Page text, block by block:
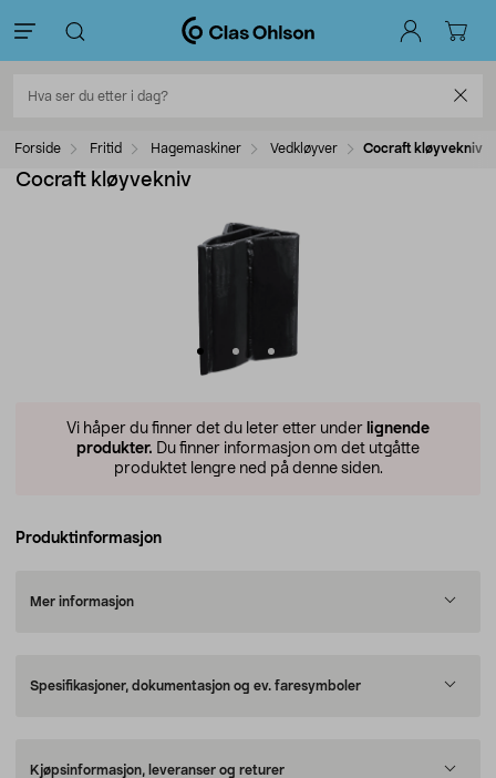
Forside Fritid Hagemaskiner Vedkløyver Cocraft kløyvekniv
Cocraft kløyvekniv
Vi håper du finner det du leter etter under lignende
produkter. Du finner informasjon om det utgåtte
produktet lengre ned på denne siden.
Produktinformasjon
Mer informasjon
Spesifikasjoner, dokumentasjon og ev. faresymboler
Kjøpsinformasjon, leveranser og returer